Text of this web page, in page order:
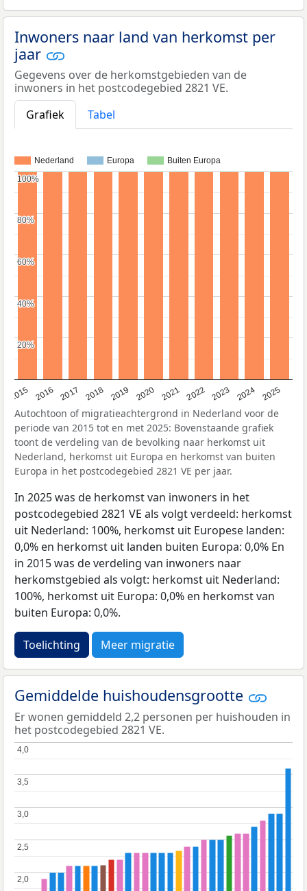
Inwoners naar land van herkomst per
jaar
Gegevens over de herkomstgebieden van de
inwoners in het postcodegebied 2821 VE.
Grafiek
Tabel
Nederland Europa Buiten Europa
2015 2016 2017 2018 2019 2020 2021 2022 2023 2024 2025
20%
20%
40%
40%
60%
60%
80%
80%
100%
100%
Autochtoon of migratieachtergrond in Nederland voor de
periode van 2015 tot en met 2025: Bovenstaande grafiek
toont de verdeling van de bevolking naar herkomst uit
Nederland, herkomst uit Europa en herkomst van buiten
Europa in het postcodegebied 2821 VE per jaar.
In 2025 was de herkomst van inwoners in het
postcodegebied 2821 VE als volgt verdeeld: herkomst
uit Nederland: 100%, herkomst uit Europese landen:
0,0% en herkomst uit landen buiten Europa: 0,0% En
in 2015 was de verdeling van inwoners naar
herkomstgebied als volgt: herkomst uit Nederland:
100%, herkomst uit Europa: 0,0% en herkomst van
buiten Europa: 0,0%.
Toelichting Meer migratie
Gemiddelde huishoudensgrootte
Er wonen gemiddeld 2,2 personen per huishouden in
het postcodegebied 2821 VE.
2,0
2,0
2,5
2,5
3,0
3,0
3,5
3,5
4,0
4,0